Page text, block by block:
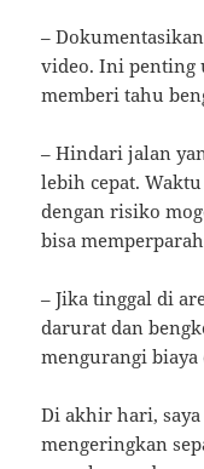
–
video. Ini penting
memberi tahu
– Hindari jalan
lebih cepat.
dengan risiko
bisa
– Jika tinggal di
darurat dan
mengurangi biaya
Di akhir hari,
mengeringkan